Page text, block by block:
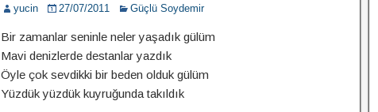
yucin 27/07/2011 Güçlü Soydemir
Bir zamanlar seninle neler yaşadık gülüm
Mavi denizlerde destanlar yazdık
Öyle çok sevdikki bir beden olduk gülüm
Yüzdük yüzdük kuyruğunda takıldık